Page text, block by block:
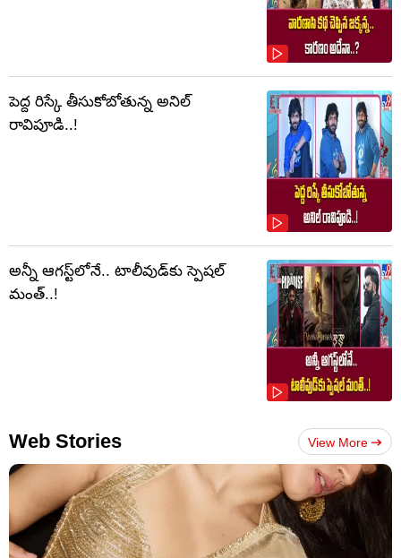
పెద్ద రిస్కే తీసుకోబోతున్న అనిల్
రావిపూడి..!
అన్నీ ఆగస్ట్‌లోనే.. టాలీవుడ్‌కు స్పెషల్
మంత్..!
Web Stories View More